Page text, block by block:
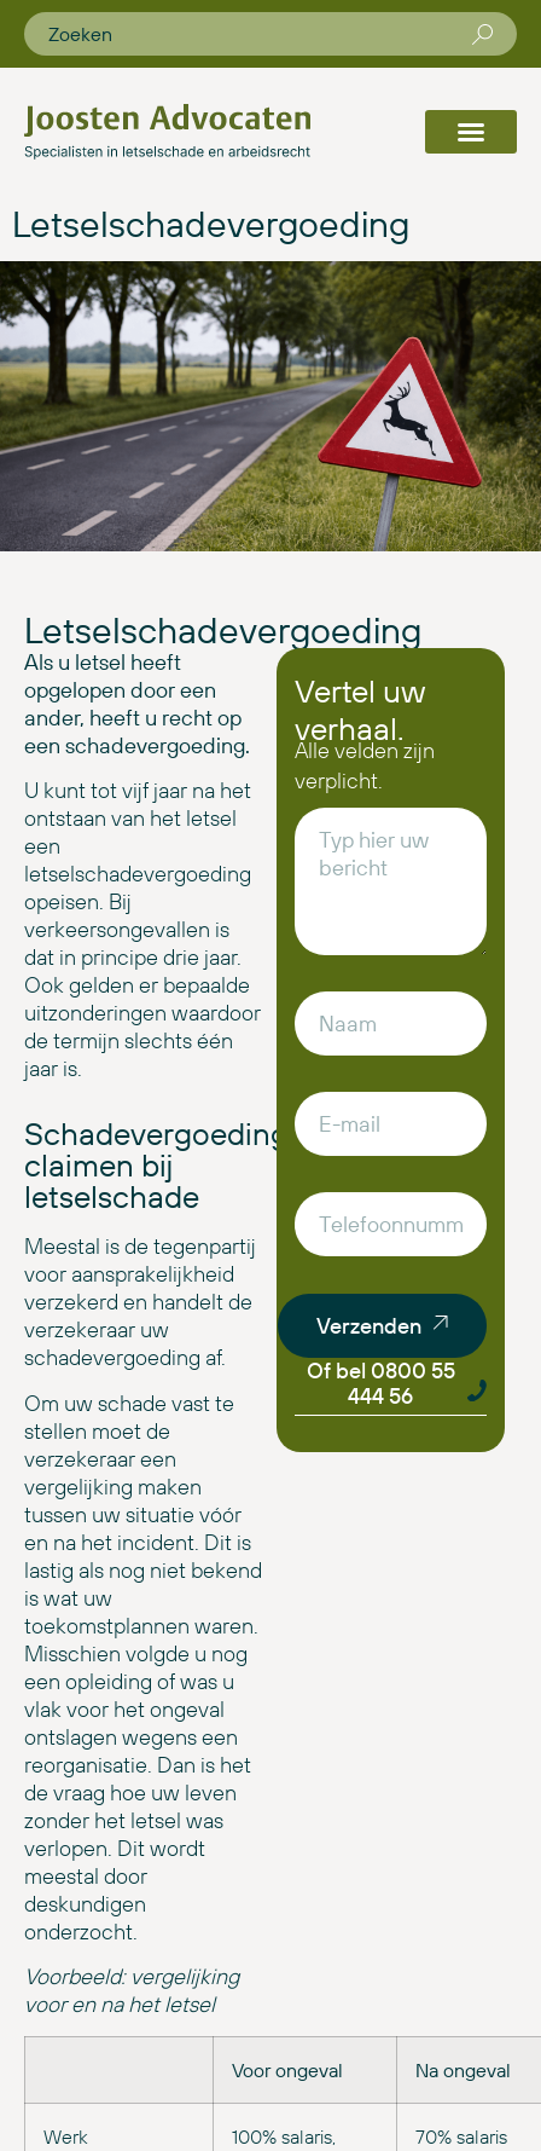
Letselschadevergoeding
Letselschadevergoeding
Als u letsel heeft
opgelopen door een
ander, heeft u recht op
een schadevergoeding.
U kunt tot vijf jaar na het
ontstaan van het letsel
een
letselschadevergoeding
opeisen. Bij
verkeersongevallen is
dat in principe drie jaar.
Ook gelden er bepaalde
uitzonderingen waardoor
de termijn slechts één
jaar is.
Schadevergoeding
claimen bij
letselschade
Meestal is de tegenpartij
voor aansprakelijkheid
verzekerd en handelt de
verzekeraar uw
schadevergoeding af.
Om uw schade vast te
stellen moet de
verzekeraar een
vergelijking maken
tussen uw situatie vóór
en na het incident. Dit is
lastig als nog niet bekend
is wat uw
toekomstplannen waren.
Misschien volgde u nog
een opleiding of was u
vlak voor het ongeval
ontslagen wegens een
reorganisatie. Dan is het
de vraag hoe uw leven
zonder het letsel was
verlopen. Dit wordt
meestal door
deskundigen
onderzocht.
Voorbeeld: vergelijking
voor en na het letsel
Voor ongeval Na ongeval
Werk
100% salaris,
70% salaris
Vertel uw
verhaal.
Alle velden zijn
verplicht.
Verzenden
Of bel 0800 55
444 56